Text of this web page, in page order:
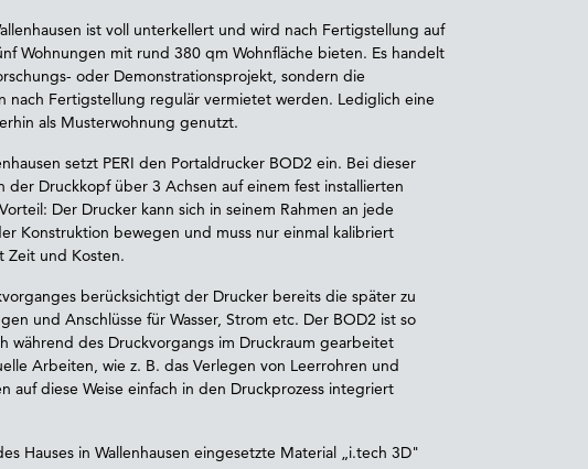
ist voll unterkellert und wird nach Fertigstellung auf
Wohnungen mit rund 380 qm Wohnfläche bieten. Es handelt
oder Demonstrationsprojekt, sondern die
nach Fertigstellung regulär vermietet werden. Lediglich eine
als Musterwohnung genutzt.
setzt PERI den Portaldrucker BOD2 ein. Bei dieser
der Druckkopf über 3 Achsen auf einem fest installierten
Der Drucker kann sich in seinem Rahmen an jede
Konstruktion bewegen und muss nur einmal kalibriert
Zeit und Kosten.
berücksichtigt der Drucker bereits die später zu
und Anschlüsse für Wasser, Strom etc. Der BOD2 ist so
während des Druckvorgangs im Druckraum gearbeitet
Arbeiten, wie z. B. das Verlegen von Leerrohren und
auf diese Weise einfach in den Druckprozess integriert
Hauses in Wallenhausen eingesetzte Material „i.tech 3D"